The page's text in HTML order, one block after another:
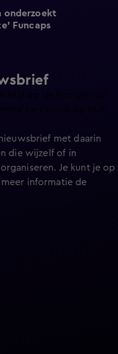
onderzoekt
Funcaps
met daarin
die wijzelf of in
Je kunt je op
informatie de